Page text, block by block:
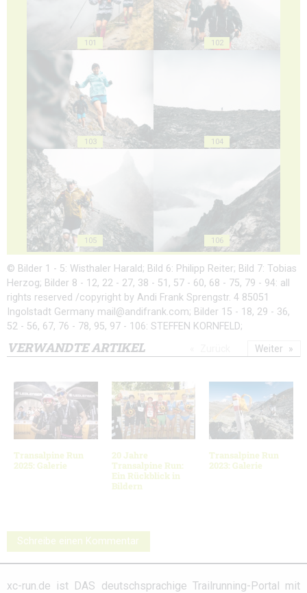
101 102
103 104
105 106
© Bilder 1 - 5: Wisthaler Harald; Bild 6: Philipp Reiter; Bild 7: Tobias
Herzog; Bilder 8 - 12, 22 - 27, 38 - 51, 57 - 60, 68 - 75, 79 - 94: all
rights reserved /copyright by Andi Frank Sprengstr. 4 85051
Ingolstadt Germany mail@andifrank.com; Bilder 15 - 18, 29 - 36,
52 - 56, 67, 76 - 78, 95, 97 - 106: STEFFEN KORNFELD;
VERWANDTE ARTIKEL
Transalpine Run
2025: Galerie
20 Jahre
Transalpine Run:
Ein Rückblick in
Bildern
Transalpine Run
2023: Galerie
Weiter
Schreibe einen Kommentar
xc-run.de ist DAS deutschsprachige Trailrunning-Portal mit